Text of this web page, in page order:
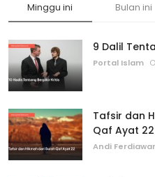
Minggu ini Bulan ini
9 Dalil
Portal Islam
Tafsir dan
Qaf Ayat 22
Andi